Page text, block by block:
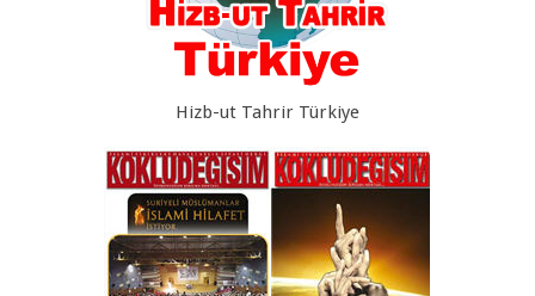
Hizb-ut Tahrir Türkiye